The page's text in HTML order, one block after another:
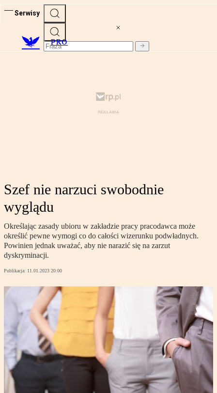
Serwisy
PRO
Szef nie narzuci swobodnie
wyglądu
Określając zasady ubioru w zakładzie pracy pracodawca może
określić pewne wymogi co do całości wizerunku podwładnych.
Powinien jednak uważać, aby nie narazić się na zarzut
dyskryminacji.
Publikacja: 11.01.2023 20:00